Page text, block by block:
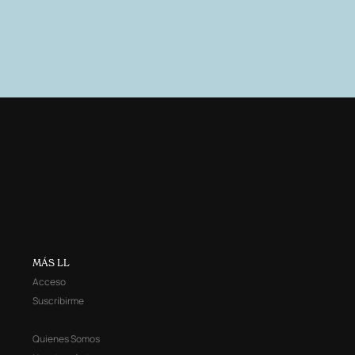
MÁS LL
Acceso
Suscribirme
Quienes Somos